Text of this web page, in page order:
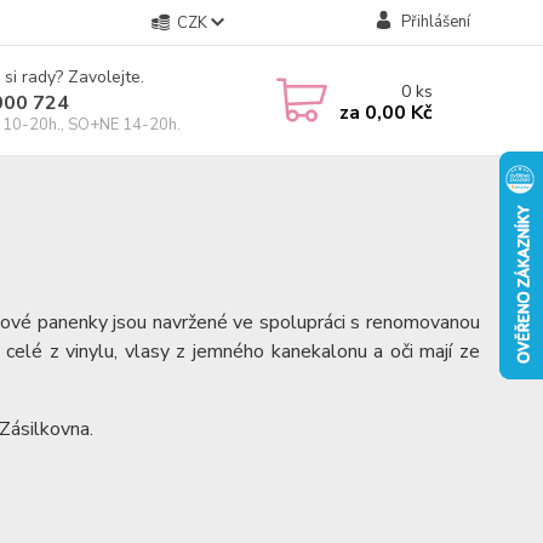
CZK Přihlášení
rady? Zavolejte.
724
10-20h., SO+NE 14-20h.
0ks
za 0,00 Kč
panenky jsou navržené ve spolupráci s renomovanou
celé z vinylu, vlasy z jemného kanekalonu a oči mají ze